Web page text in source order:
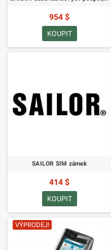
954 $
KOUPIT
SAILOR SIM zámek
414 $
KOUPIT
VÝPRODEJ!